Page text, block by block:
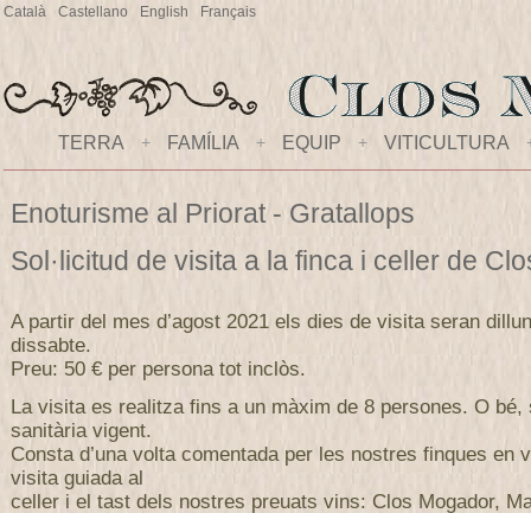
Català Castellano English Français
TERRA + FAMÍLIA + EQUIP + VITICULTURA
Enoturisme al Priorat - Gratallops
Sol·licitud de visita a la finca i celler de
A partir del mes d’agost 2021 els dies de visita seran
dissabte.
Preu: 50 € per persona tot inclòs.
La visita es realitza fins a un màxim de 8 persones. O bé,
sanitària vigent.
Consta d’una volta comentada per les nostres finques en
visita guiada al
celler i el tast dels nostres preuats vins: Clos Mogador,